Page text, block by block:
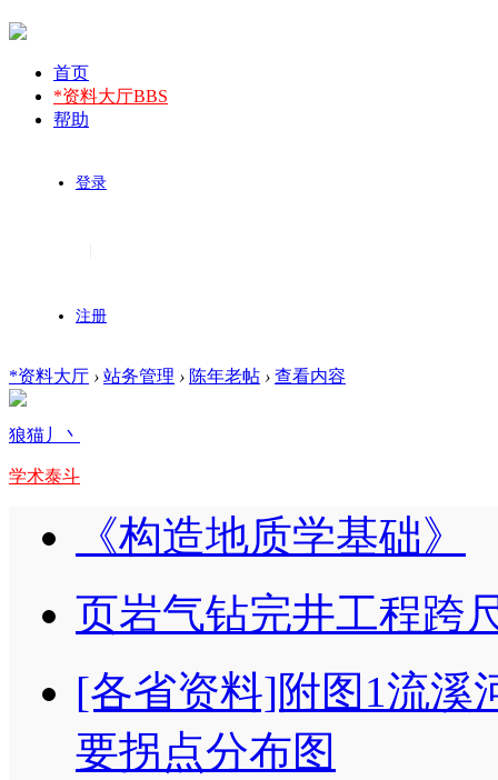
首页
*资料大厅BBS
帮助
登录
注册
*资料大厅 › 站务管理 › 陈年老帖 › 查看内容
狼猫丿丶
学术泰斗
《构造地质学基础》
页岩气钻完井工程跨
[各省资料]附图1流溪
要拐点分布图